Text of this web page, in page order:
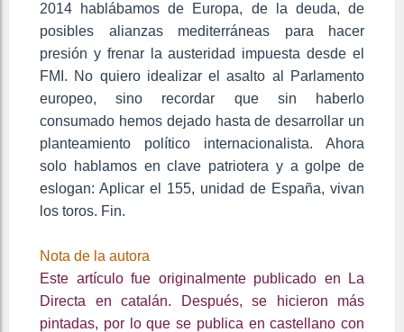
2014 hablábamos de Europa, de la deuda, de
posibles alianzas mediterráneas para hacer
presión y frenar la austeridad impuesta desde el
FMI. No quiero idealizar el asalto al Parlamento
europeo, sino recordar que sin haberlo
consumado hemos dejado hasta de desarrollar un
planteamiento político internacionalista. Ahora
solo hablamos en clave patriotera y a golpe de
eslogan: Aplicar el 155, unidad de España, vivan
los toros. Fin.
Nota de la autora
Este artículo fue originalmente publicado en La
Directa en catalán. Después, se hicieron más
pintadas, por lo que se publica en castellano con